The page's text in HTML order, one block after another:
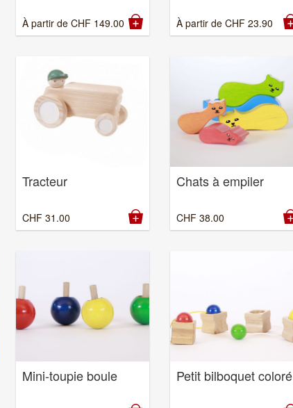
À partir de CHF149.00 À partir de CHF 23.90
Tracteur
CHF31.00
Chats à empiler
CHF 38.00
Mini-toupie boule Petit bilboquet coloré